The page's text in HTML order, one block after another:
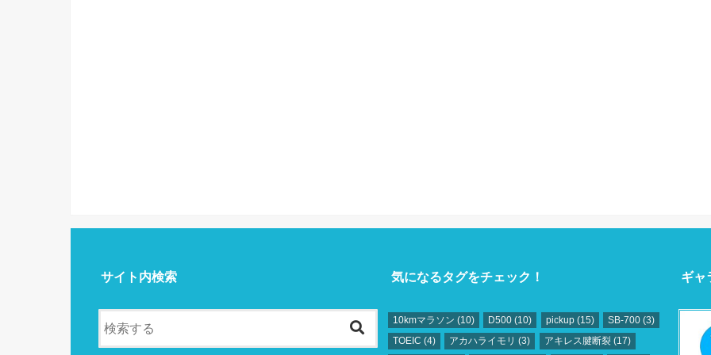
サイト内検索 気になるタグをチェック！
10kmマラソン (10) D500 (10) pickup(15) SB‐700(3)
TOEIC (4) アカハライモリ (3) アキレス腱断裂(17)
ギャ